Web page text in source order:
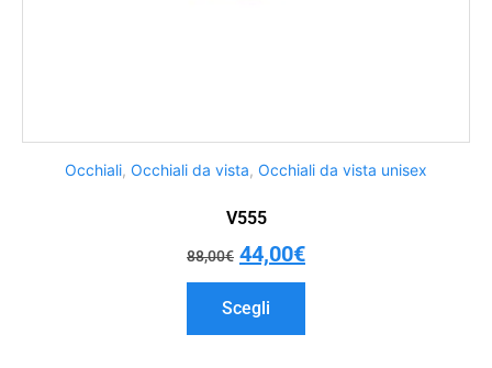
Occhiali, Occhiali da vista, Occhiali da vista unisex
V555
88,00€ 44,00€
Scegli